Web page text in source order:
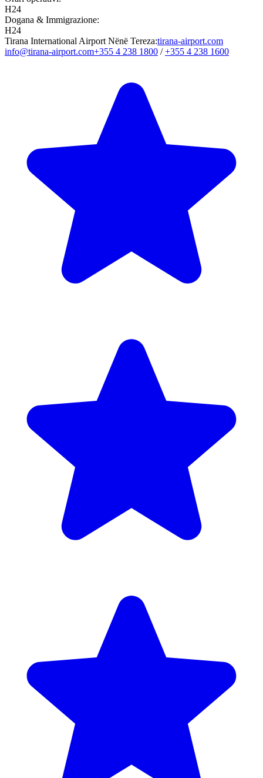
H24
Dogana & Immigrazione:
H24
Tirana International Airport Nënë Tereza:tirana-airport.com
info@tirana-airport.com+355 4 238 1800 / +355 4 238 1600